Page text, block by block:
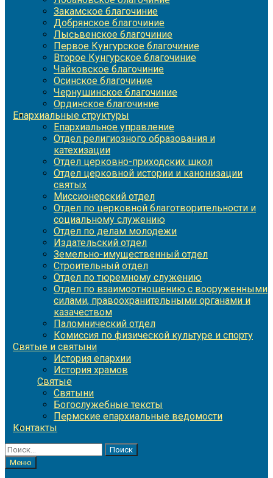
Закамское благочиние
Добрянское благочиние
Лысьвенское благочиние
Первое Кунгурское благочиние
Второе Кунгурское благочиние
Чайковское благочиние
Осинское благочиние
Чернушинское благочиние
Ординское благочиние
Епархиальные структуры
Епархиальное управление
Отдел религиозного образования и
катехизации
Отдел церковно-приходских школ
Отдел церковной истории и канонизации
святых
Миссионерский отдел
Отдел по церковной благотворительности и
социальному служению
Отдел по делам молодежи
Издательский отдел
Земельно-имущественный отдел
Строительный отдел
Отдел по тюремному служению
Отдел по взаимоотношению с вооруженными
силами, правоохранительными органами и
казачеством
Паломнический отдел
Комиссия по физической культуре и спорту
Святые и святыни
История епархии
История храмов
Святые
Святыни
Богослужебные тексты
Пермские епархиальные ведомости
Контакты
Найти:
Меню